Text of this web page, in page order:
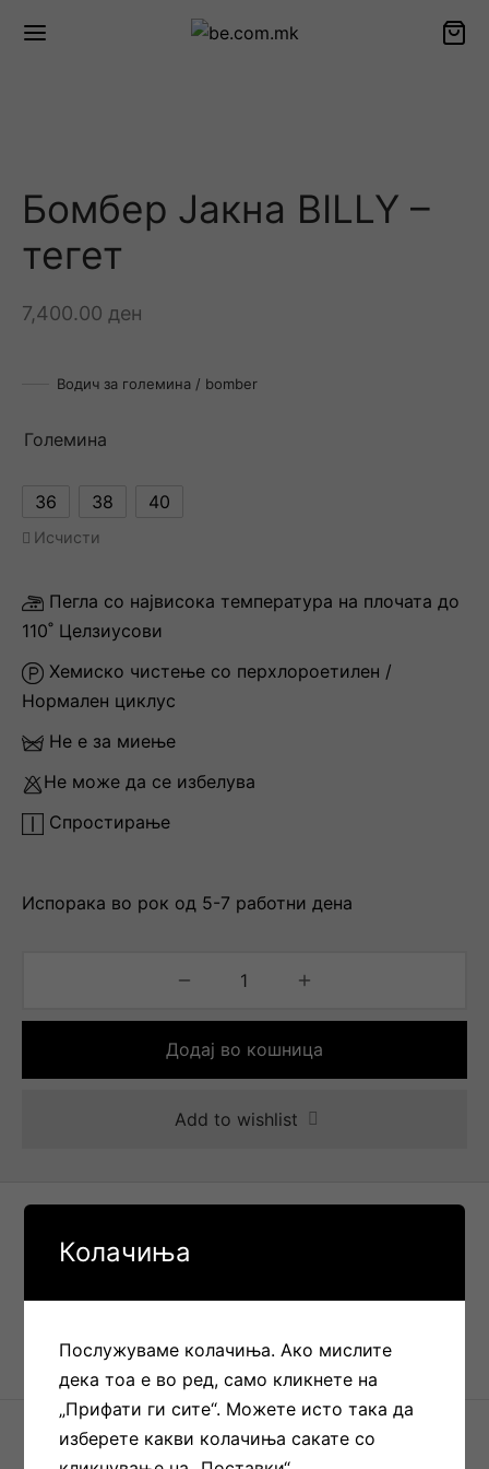
Бомбер Јакна BILLY –
тегет
7,400.00 ден
Водич за големина / bomber
Големина
36 38 40
Исчисти
Пегла со највисока температура на плочата до
110˚ Целзиусови
Хемиско чистење со перхлороетилен /
Нормален циклус
Не е за миење
Не може да се избелува
Спростирање
Испорака во рок од 5-7 работни дена
Додај во кошница
Add to wishlist
SKU: ZSP25BMT Категорија Јакни
Колачиња
Послужуваме колачиња. Ако мислите
дека тоа е во ред, само кликнете на
„Прифати ги сите“. Можете исто така да
изберете какви колачиња сакате со